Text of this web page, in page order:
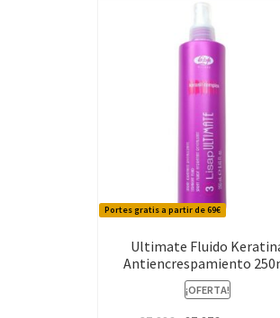
Portes gratis a partir de 69€
Ultimate Fluido
Antiencrespamiento
¡OFERTA!